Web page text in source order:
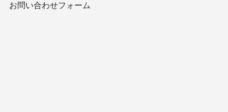
お問い合わせフォーム